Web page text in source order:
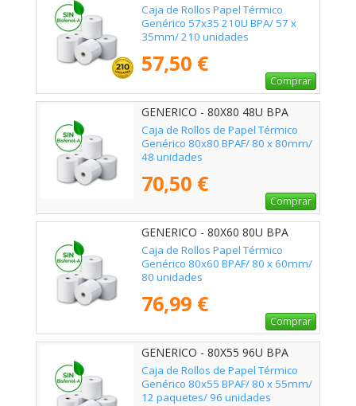
Caja de Rollos Papel Térmico
Genérico 57x35 210U BPA/ 57 x
35mm/ 210 unidades
57,50 €
Comprar
GENERICO - 80X80 48U BPA
Caja de Rollos de Papel Térmico
Genérico 80x80 BPAF/ 80 x 80mm/
48 unidades
70,50 €
Comprar
GENERICO - 80X60 80U BPA
Caja de Rollos Papel Térmico
Genérico 80x60 BPAF/ 80 x 60mm/
80 unidades
76,99 €
Comprar
GENERICO - 80X55 96U BPA
Caja de Rollos de Papel Térmico
Genérico 80x55 BPAF/ 80 x 55mm/
12 paquetes/ 96 unidades